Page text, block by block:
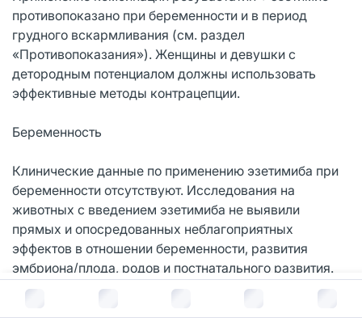
В корзину за руб.
противопоказано при беременности и в период
грудного вскармливания (см. раздел
«Противопоказания»). Женщины и девушки с
детородным потенциалом должны использовать
эффективные методы контрацепции.
Беременность
Клинические данные по применению эзетимиба при
беременности отсутствуют. Исследования на
животных с введением эзетимиба не выявили
прямых и опосредованных неблагоприятных
эффектов в отношении беременности, развития
эмбриона/плода, родов и постнатального развития.